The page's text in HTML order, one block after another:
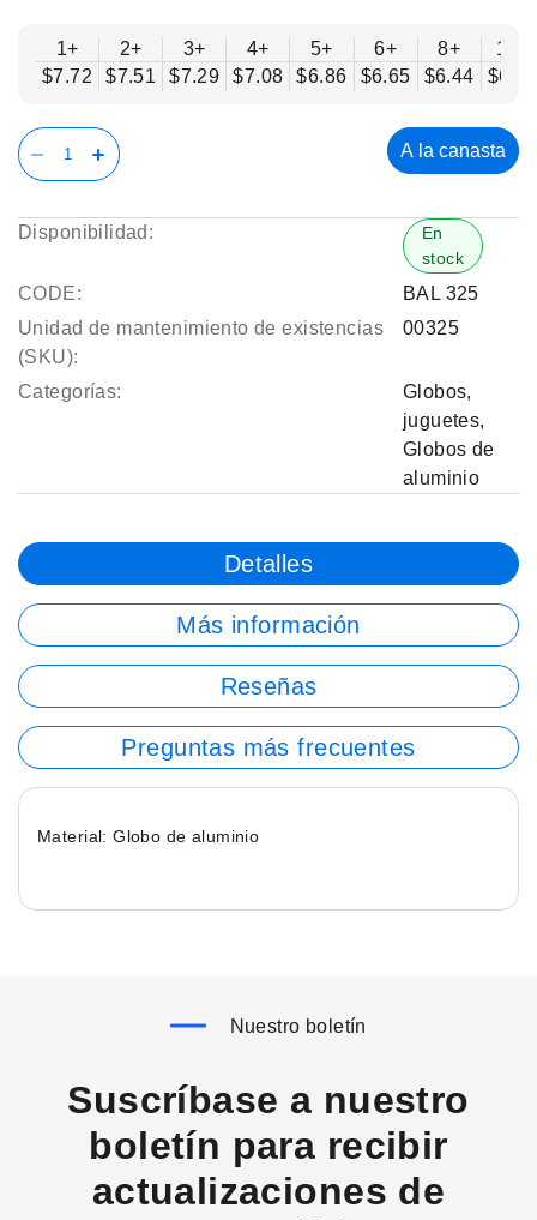
1+
$7.72
2+
$7.51
3+
$7.29
4+
$7.08
5+
$6.86
6+
$6.65
8+
$6.44
10+
$6.22
A la canasta
Disponibilidad:
En
stock
CODE:
BAL 325
Unidad de mantenimiento de existencias
(SKU):
00325
Categorías: Globos,
juguetes,
Globos de
aluminio
Detalles
Más información
Reseñas
Preguntas más frecuentes
Material: Globo de aluminio
Nuestro boletín
Suscríbase a nuestro
boletín para recibir
actualizaciones de